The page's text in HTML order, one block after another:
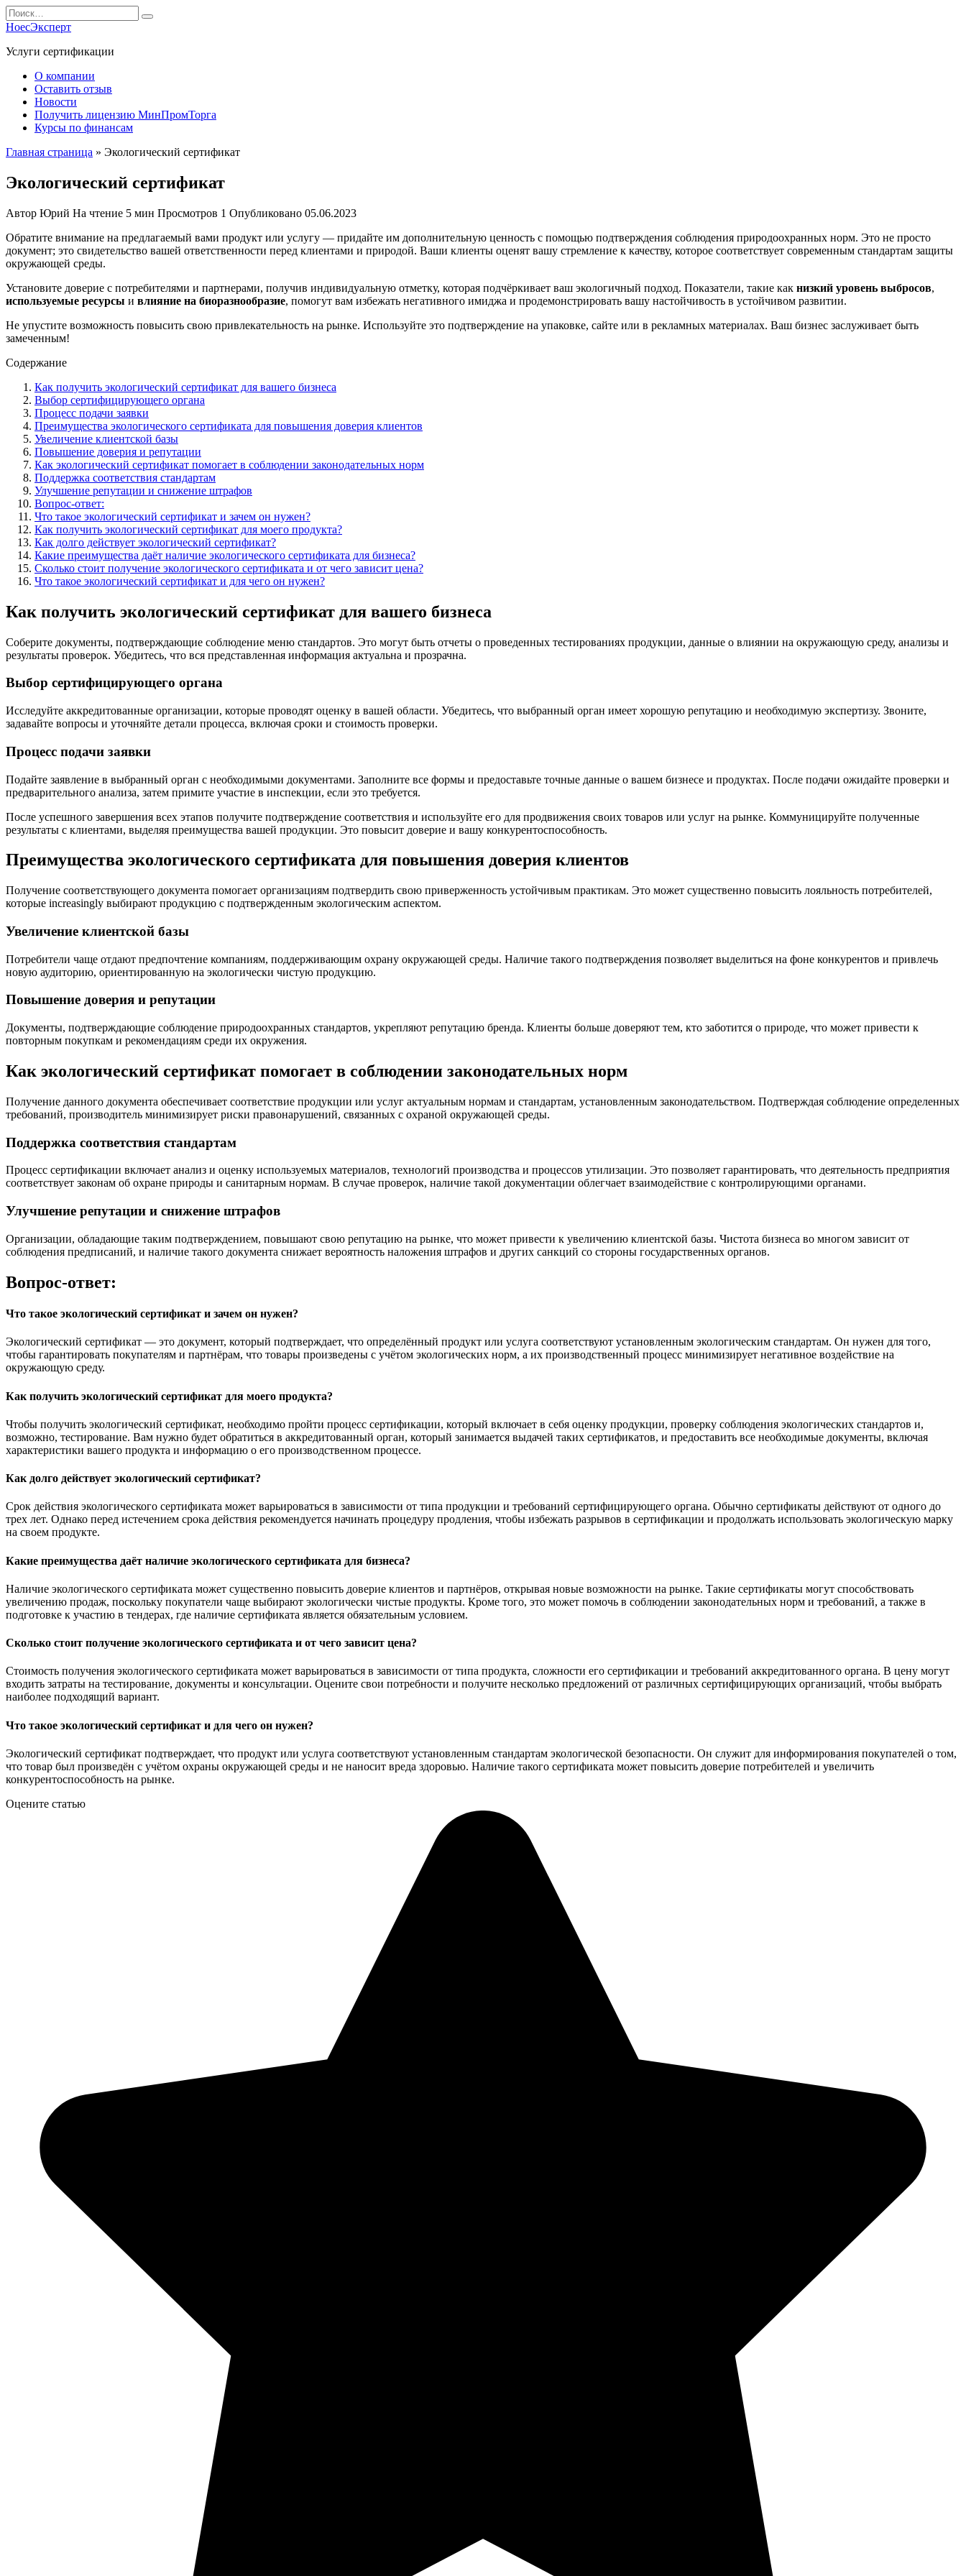
Перейти
к
содержанию
Search
for:
НоесЭксперт
Услуги сертификации
О компании
Оставить отзыв
Новости
Получить лицензию МинПромТорга
Курсы по финансам
Главная страница » Экологический сертификат
Экологический сертификат
Автор Юрий На чтение 5 мин Просмотров 1 Опубликовано 05.06.2023
Обратите внимание на предлагаемый вами продукт или услугу — придайте им дополнительную ценность с помощью подтверждения соблюдения природоохранных норм. Это не просто
документ; это свидетельство вашей ответственности перед клиентами и природой. Ваши клиенты оценят вашу стремление к качеству, которое соответствует современным стандартам защиты
окружающей среды.
Установите доверие с потребителями и партнерами, получив индивидуальную отметку, которая подчёркивает ваш экологичный подход. Показатели, такие как низкий уровень выбросов,
используемые ресурсы и влияние на биоразнообразие, помогут вам избежать негативного имиджа и продемонстрировать вашу настойчивость в устойчивом развитии.
Не упустите возможность повысить свою привлекательность на рынке. Используйте это подтверждение на упаковке, сайте или в рекламных материалах. Ваш бизнес заслуживает быть
замеченным!
Содержание
Как получить экологический сертификат для вашего бизнеса
Выбор сертифицирующего органа
Процесс подачи заявки
Преимущества экологического сертификата для повышения доверия клиентов
Увеличение клиентской базы
Повышение доверия и репутации
Как экологический сертификат помогает в соблюдении законодательных норм
Поддержка соответствия стандартам
Улучшение репутации и снижение штрафов
Вопрос-ответ:
Что такое экологический сертификат и зачем он нужен?
Как получить экологический сертификат для моего продукта?
Как долго действует экологический сертификат?
Какие преимущества даёт наличие экологического сертификата для бизнеса?
Сколько стоит получение экологического сертификата и от чего зависит цена?
Что такое экологический сертификат и для чего он нужен?
Как получить экологический сертификат для вашего бизнеса
Соберите документы, подтверждающие соблюдение меню стандартов. Это могут быть отчеты о проведенных тестированиях продукции, данные о влиянии на окружающую среду, анализы и
результаты проверок. Убедитесь, что вся представленная информация актуальна и прозрачна.
Выбор сертифицирующего органа
Исследуйте аккредитованные организации, которые проводят оценку в вашей области. Убедитесь, что выбранный орган имеет хорошую репутацию и необходимую экспертизу. Звоните,
задавайте вопросы и уточняйте детали процесса, включая сроки и стоимость проверки.
Процесс подачи заявки
Подайте заявление в выбранный орган с необходимыми документами. Заполните все формы и предоставьте точные данные о вашем бизнесе и продуктах. После подачи ожидайте проверки и
предварительного анализа, затем примите участие в инспекции, если это требуется.
После успешного завершения всех этапов получите подтверждение соответствия и используйте его для продвижения своих товаров или услуг на рынке. Коммуницируйте полученные
результаты с клиентами, выделяя преимущества вашей продукции. Это повысит доверие и вашу конкурентоспособность.
Преимущества экологического сертификата для повышения доверия клиентов
Получение соответствующего документа помогает организациям подтвердить свою приверженность устойчивым практикам. Это может существенно повысить лояльность потребителей,
которые increasingly выбирают продукцию с подтвержденным экологическим аспектом.
Увеличение клиентской базы
Потребители чаще отдают предпочтение компаниям, поддерживающим охрану окружающей среды. Наличие такого подтверждения позволяет выделиться на фоне конкурентов и привлечь
новую аудиторию, ориентированную на экологически чистую продукцию.
Повышение доверия и репутации
Документы, подтверждающие соблюдение природоохранных стандартов, укрепляют репутацию бренда. Клиенты больше доверяют тем, кто заботится о природе, что может привести к
повторным покупкам и рекомендациям среди их окружения.
Как экологический сертификат помогает в соблюдении законодательных норм
Получение данного документа обеспечивает соответствие продукции или услуг актуальным нормам и стандартам, установленным законодательством. Подтверждая соблюдение определенных
требований, производитель минимизирует риски правонарушений, связанных с охраной окружающей среды.
Поддержка соответствия стандартам
Процесс сертификации включает анализ и оценку используемых материалов, технологий производства и процессов утилизации. Это позволяет гарантировать, что деятельность предприятия
соответствует законам об охране природы и санитарным нормам. В случае проверок, наличие такой документации облегчает взаимодействие с контролирующими органами.
Улучшение репутации и снижение штрафов
Организации, обладающие таким подтверждением, повышают свою репутацию на рынке, что может привести к увеличению клиентской базы. Чистота бизнеса во многом зависит от
соблюдения предписаний, и наличие такого документа снижает вероятность наложения штрафов и других санкций со стороны государственных органов.
Вопрос-ответ:
Что такое экологический сертификат и зачем он нужен?
Экологический сертификат — это документ, который подтверждает, что определённый продукт или услуга соответствуют установленным экологическим стандартам. Он нужен для того,
чтобы гарантировать покупателям и партнёрам, что товары произведены с учётом экологических норм, а их производственный процесс минимизирует негативное воздействие на
окружающую среду.
Как получить экологический сертификат для моего продукта?
Чтобы получить экологический сертификат, необходимо пройти процесс сертификации, который включает в себя оценку продукции, проверку соблюдения экологических стандартов и,
возможно, тестирование. Вам нужно будет обратиться в аккредитованный орган, который занимается выдачей таких сертификатов, и предоставить все необходимые документы, включая
характеристики вашего продукта и информацию о его производственном процессе.
Как долго действует экологический сертификат?
Срок действия экологического сертификата может варьироваться в зависимости от типа продукции и требований сертифицирующего органа. Обычно сертификаты действуют от одного до
трех лет. Однако перед истечением срока действия рекомендуется начинать процедуру продления, чтобы избежать разрывов в сертификации и продолжать использовать экологическую марку
на своем продукте.
Какие преимущества даёт наличие экологического сертификата для бизнеса?
Наличие экологического сертификата может существенно повысить доверие клиентов и партнёров, открывая новые возможности на рынке. Такие сертификаты могут способствовать
увеличению продаж, поскольку покупатели чаще выбирают экологически чистые продукты. Кроме того, это может помочь в соблюдении законодательных норм и требований, а также в
подготовке к участию в тендерах, где наличие сертификата является обязательным условием.
Сколько стоит получение экологического сертификата и от чего зависит цена?
Стоимость получения экологического сертификата может варьироваться в зависимости от типа продукта, сложности его сертификации и требований аккредитованного органа. В цену могут
входить затраты на тестирование, документы и консультации. Оцените свои потребности и получите несколько предложений от различных сертифицирующих организаций, чтобы выбрать
наиболее подходящий вариант.
Что такое экологический сертификат и для чего он нужен?
Экологический сертификат подтверждает, что продукт или услуга соответствуют установленным стандартам экологической безопасности. Он служит для информирования покупателей о том,
что товар был произведён с учётом охраны окружающей среды и не наносит вреда здоровью. Наличие такого сертификата может повысить доверие потребителей и увеличить
конкурентоспособность на рынке.
Оцените статью